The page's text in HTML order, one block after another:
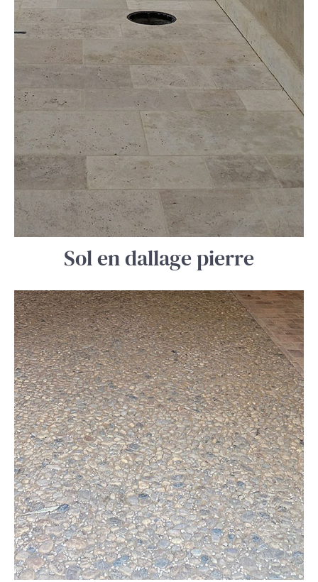
Sol en dallage pierre